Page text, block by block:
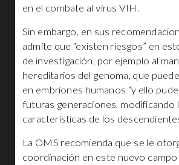
en el combate al virus VIH.
Sin embargo, en sus
admite que “existen riesgos” en
de investigación, por ejemplo al
hereditarios del genoma, que
en embriones humanos “y ello
futuras generaciones, modificando
características de los
La OMS recomienda que se le
coordinación en este nuevo campo